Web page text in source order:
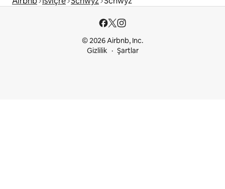
© 2026 Airbnb, Inc.
Gizlilik
Şartlar